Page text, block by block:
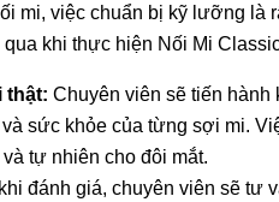
mi, việc chuẩn bị kỹ lưỡng là
khi thực hiện Nối Mi
thật: Chuyên viên sẽ tiến hành
sức khỏe của từng sợi mi.
tự nhiên cho đôi mắt.
đánh giá, chuyên viên sẽ tư
Mắt Một Mí: Bí
Tìm